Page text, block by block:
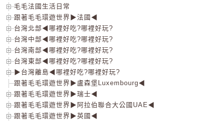
毛毛法國生活日常
跟著毛毛環遊世界▶法國◀
台灣北部◀哪裡好吃?哪裡好玩?
台灣中部◀哪裡好吃?哪裡好玩?
台灣南部◀哪裡好吃?哪裡好玩?
台灣東部◀哪裡好吃?哪裡好玩?
▶台灣離島◀哪裡好吃?哪裡好玩?
跟著毛毛環遊世界▶盧森堡Luxembourg◀
跟著毛毛環遊世界▶瑞士◀
跟著毛毛環遊世界▶阿拉伯聯合大公國UAE◀
跟著毛毛環遊世界▶英國◀